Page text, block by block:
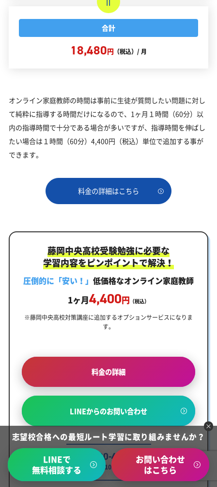
合計
18,480円 （税込）/ 月
オンライン家庭教師の時間は事前に生徒が質問したい問題に対し
て純粋に指導する時間だけになるので、1ヶ月１時間（60分）以
内の指導時間で十分である場合が多いですが、指導時間を伸ばし
たい場合は１時間（60分）4,400円（税込）単位で追加する事が
できます。
料金の詳細はこちら
藤岡中央高校受験勉強に必要な
学習内容をピンポイントで解決！
圧倒的に「安い！」 低価格なオンライン家庭教師
1ヶ月4,400円 （税込）
※藤岡中央高校対策講座に追加するオプションサービスになりま
す。
料金の詳細
LINEからのお問い合わせ
0120-445-259
受付時間：10:00～22:00
志望校合格への最短ルート学習に取り組みませんか？
LINEで
無料相談する
お問い合わせ
はこちら